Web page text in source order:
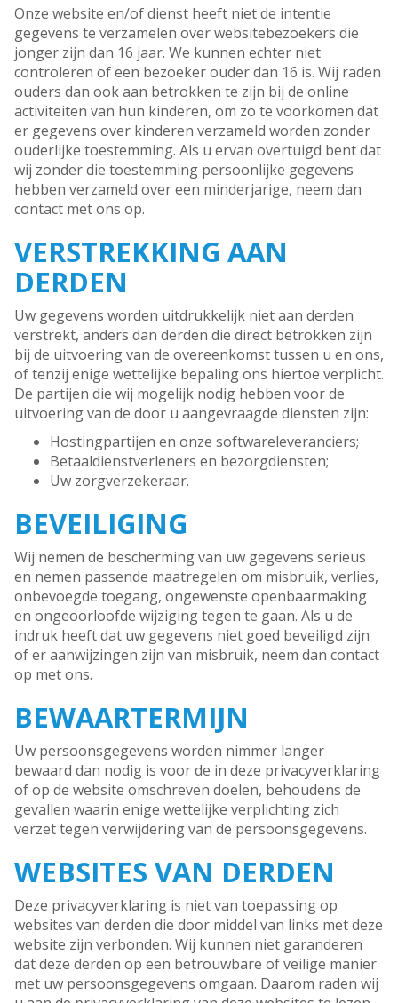
Onze website en/of dienst heeft niet de intentie
gegevens te verzamelen over websitebezoekers die
jonger zijn dan 16 jaar. We kunnen echter niet
controleren of een bezoeker ouder dan 16 is. Wij raden
ouders dan ook aan betrokken te zijn bij de online
activiteiten van hun kinderen, om zo te voorkomen dat
er gegevens over kinderen verzameld worden zonder
ouderlijke toestemming. Als u ervan overtuigd bent dat
wij zonder die toestemming persoonlijke gegevens
hebben verzameld over een minderjarige, neem dan
contact met ons op.
VERSTREKKING AAN
DERDEN
Uw gegevens worden uitdrukkelijk niet aan derden
verstrekt, anders dan derden die direct betrokken zijn
bij de uitvoering van de overeenkomst tussen u en ons,
of tenzij enige wettelijke bepaling ons hiertoe verplicht.
De partijen die wij mogelijk nodig hebben voor de
uitvoering van de door u aangevraagde diensten zijn:
Hostingpartijen en onze softwareleveranciers;
Betaaldienstverleners en bezorgdiensten;
Uw zorgverzekeraar.
BEVEILIGING
Wij nemen de bescherming van uw gegevens serieus
en nemen passende maatregelen om misbruik, verlies,
onbevoegde toegang, ongewenste openbaarmaking
en ongeoorloofde wijziging tegen te gaan. Als u de
indruk heeft dat uw gegevens niet goed beveiligd zijn
of er aanwijzingen zijn van misbruik, neem dan contact
op met ons.
BEWAARTERMIJN
Uw persoonsgegevens worden nimmer langer
bewaard dan nodig is voor de in deze privacyverklaring
of op de website omschreven doelen, behoudens de
gevallen waarin enige wettelijke verplichting zich
verzet tegen verwijdering van de persoonsgegevens.
WEBSITES VAN DERDEN
Deze privacyverklaring is niet van toepassing op
websites van derden die door middel van links met deze
website zijn verbonden. Wij kunnen niet garanderen
dat deze derden op een betrouwbare of veilige manier
met uw persoonsgegevens omgaan. Daarom raden wij